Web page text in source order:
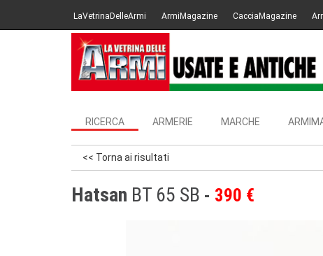
LaVetrinaDelleArmi ArmiMagazine CacciaMagazine
RICERCA ARMERIE MARCHE
<< Torna ai risultati
Hatsan BT 65 SB 390 €